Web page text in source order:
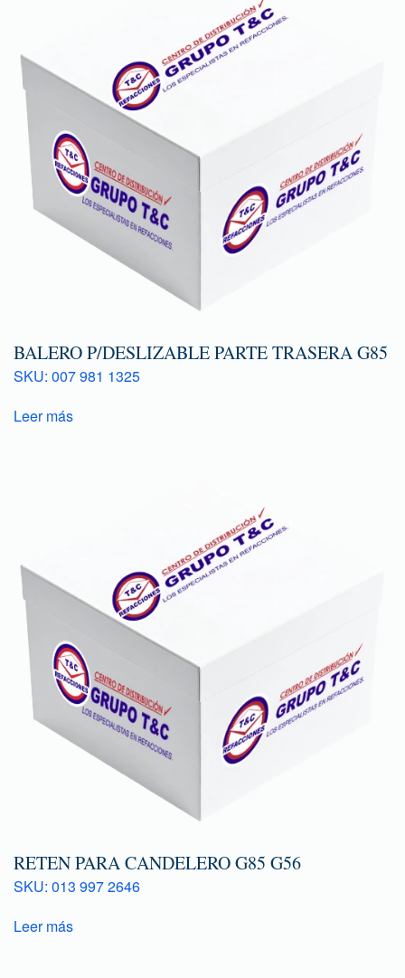
BALERO P/DESLIZABLE PARTE TRASERA G85
SKU: 007 981 1325
Leer más
RETEN PARA CANDELERO G85 G56
SKU: 013 997 2646
Leer más